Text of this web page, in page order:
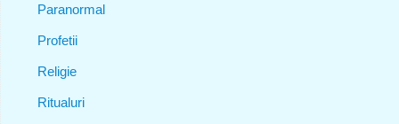
Paranormal
Profetii
Religie
Ritualuri